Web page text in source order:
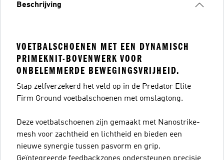
Beschrijving
VOETBALSCHOENEN MET EEN DYNAMISCH
PRIMEKNIT-BOVENWERK VOOR
ONBELEMMERDE BEWEGINGSVRIJHEID.
Stap zelfverzekerd het veld op in de Predator Elite
Firm Ground voetbalschoenen met omslagtong.
Deze voetbalschoenen zijn gemaakt met Nanostrike-
mesh voor zachtheid en lichtheid en bieden een
nieuwe synergie tussen pasvorm en grip.